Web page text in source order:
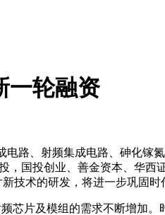
一轮融资
、射频集成电路、砷化镓
国投创业、善金资本、华
技术的研发，将进一步巩固
片及模组的需求不断增加。